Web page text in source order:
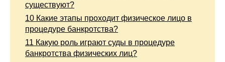
существуют?
10 Какие этапы проходит физическое лицо в
процедуре банкротства?
11 Какую роль играют суды в процедуре
банкротства физических лиц?